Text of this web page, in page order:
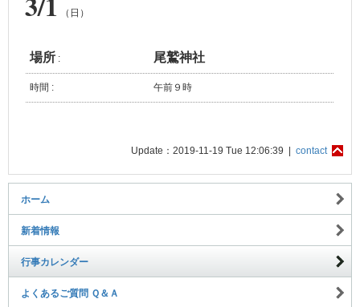
（日）
場所 : 尾鷲神社
時間 : 午前９時
Update：2019-11-19 Tue 12:06:39 | contact
ホーム
新着情報
行事カレンダー
よくあるご質問 Ｑ＆Ａ